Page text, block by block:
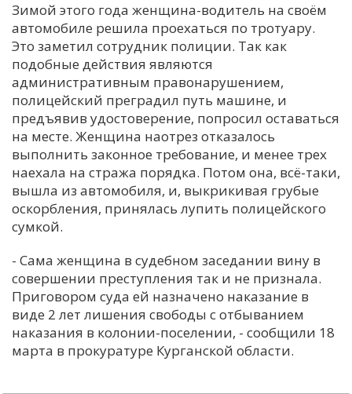
Е
И
К
М
Н
С
Т
У
Х
Ч
Я
Зимой этого года женщина-водитель на своём
автомобиле решила проехаться по тротуару.
Это заметил сотрудник полиции. Так как
подобные действия являются
административным правонарушением,
полицейский преградил путь машине, и
предъявив удостоверение, попросил оставаться
на месте. Женщина наотрез отказалось
выполнить законное требование, и менее трех
наехала на стража порядка. Потом она, всё-таки,
вышла из автомобиля, и, выкрикивая грубые
оскорбления, принялась лупить полицейского
сумкой.
- Сама женщина в судебном заседании вину в
совершении преступления так и не признала.
Приговором суда ей назначено наказание в
виде 2 лет лишения свободы с отбыванием
наказания в колонии-поселении, - сообщили 18
марта в прокуратуре Курганской области.